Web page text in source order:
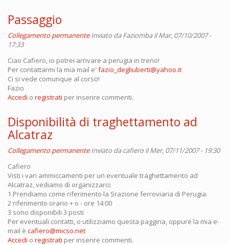
Passaggio
Collegamento permanente Inviato daFaziombail Mar, 07/10/2007 -
17:33
Ciao Cafiero, io potrei arrivare a perugia in treno!
Per contattarmi la mia mail e' fazio_degliuberti@yahoo.it
Ci si vede comunque al corso!
Fazio
Accedi o registrati per inserire commenti.
Disponibilità di traghettamento ad
Alcatraz
Collegamento permanente Inviato dacafiero il Mer, 07/11/2007 - 19:30
Cafiero
Visti i vari ammiccamenti per un eventuale traghettamento ad
Alcatraz, vediamo di organizzarci:
1 Prendiamo come riferimento la Srazione ferroviaria di Perugia.
2 riferimento orario + o - ore 14:00
3 sono disponibili 3 posti
Per eventuali contatti, o utilizziamo questa paggina, oppure la mia e-
mail è cafiero@micso.net
Accedi o registrati per inserire commenti.